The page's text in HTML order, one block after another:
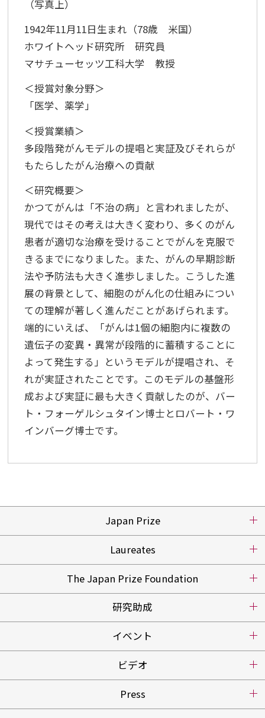
（写真上）
1942年11月11日生まれ（78歳 米国）
ホワイトヘッド研究所 研究員
マサチューセッツ工科大学 教授
＜授賞対象分野＞
「医学、薬学」
＜授賞業績＞
多段階発がんモデルの提唱と実証及びそれらが
もたらしたがん治療への貢献
＜研究概要＞
かつてがんは「不治の病」と言われましたが、
現代ではその考えは大きく変わり、多くのがん
患者が適切な治療を受けることでがんを克服で
きるまでになりました。また、がんの早期診断
法や予防法も大きく進歩しました。こうした進
展の背景として、細胞のがん化の仕組みについ
ての理解が著しく進んだことがあげられます。
端的にいえば、「がんは1個の細胞内に複数の
遺伝子の変異・異常が段階的に蓄積することに
よって発生する」というモデルが提唱され、そ
れが実証されたことです。このモデルの基盤形
成および実証に最も大きく貢献したのが、バー
ト・フォーゲルシュタイン博士とロバート・ワ
インバーグ博士です。
Japan Prize
Laureates
The Japan Prize Foundation
研究助成
イベント
ビデオ
Press